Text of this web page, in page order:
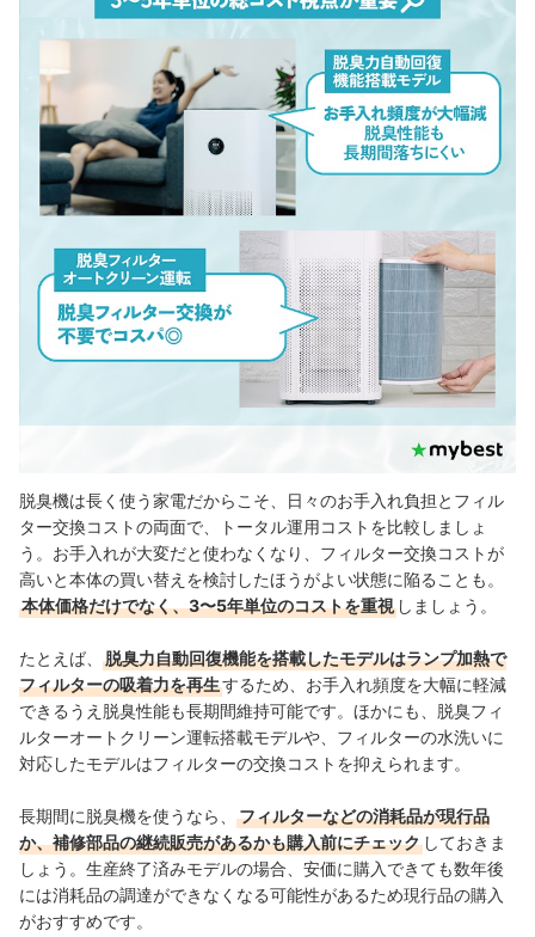
脱臭機は長く使う家電だからこそ、日々のお手入れ負担とフィル
ター交換コストの両面で、トータル運用コストを比較しましょ
う。お手入れが大変だと使わなくなり、フィルター交換コストが
高いと本体の買い替えを検討したほうがよい状態に陥ることも。
本体価格だけでなく、3〜5年単位のコストを重視 しましょう。
たとえば、
脱臭力自動回復機能を搭載したモデルはランプ加熱で
フィルターの吸着力を再生するため、お手入れ頻度を大幅に軽減
できるうえ脱臭性能も長期間維持可能です。ほかにも、脱臭フィ
ルターオートクリーン運転搭載モデルや、フィルターの水洗いに
対応したモデルはフィルターの交換コストを抑えられます。
長期間に脱臭機を使うなら、
フィルターなどの消耗品が現行品
か、補修部品の継続販売があるかも購入前にチェック しておきま
しょう。生産終了済みモデルの場合、安価に購入できても数年後
には消耗品の調達ができなくなる可能性があるため現行品の購入
がおすすめです。